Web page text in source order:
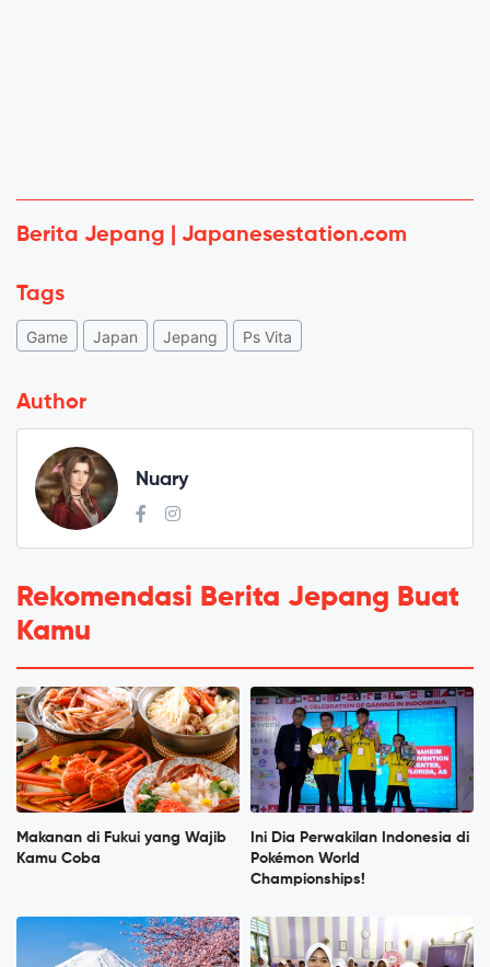
Berita Jepang | Japanesestation.com
Tags
Game Japan Jepang Ps Vita
Author
Nuary
Rekomendasi Berita Jepang Buat
Kamu
Makanan di Fukui yang Wajib
Kamu Coba
Ini Dia Perwakilan Indonesia di
Pokémon World
Championships!